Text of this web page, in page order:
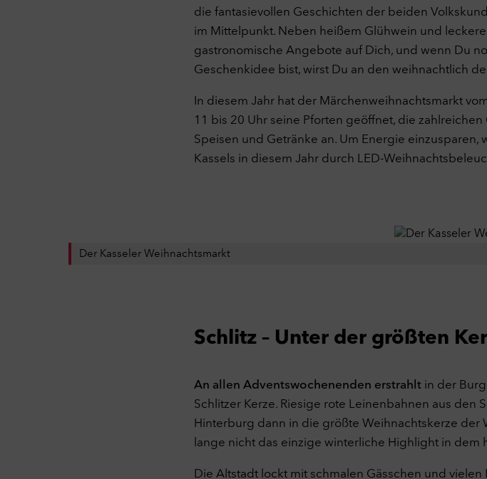
die fantasievollen Geschichten der beiden
im Mittelpunkt. Neben heißem Glühwein und
gastronomische Angebote auf Dich, und wenn Du
Geschenkidee bist, wirst Du an den weihnachtlich
In diesem Jahr hat der Märchenweihnachtsmarkt
11 bis 20 Uhr seine Pforten geöffnet, die
Speisen und Getränke an. Um Energie
Kassels in diesem Jahr durch LED-
Der Kasseler Weihnachtsmarkt
Schlitz – Unter der größten
An allen Adventswochenenden erstrahlt in der
Schlitzer Kerze. Riesige rote Leinenbahnen aus
Hinterburg dann in die größte Weihnachtskerze der
lange nicht das einzige winterliche Highlight in
Die Altstadt lockt mit schmalen Gässchen und